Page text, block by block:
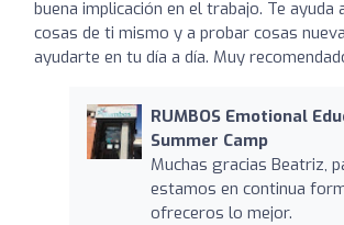
buena implicación en el trabajo. Te ayuda
cosas de ti mismo y a probar cosas
ayudarte en tu día a día. Muy
RUMBOS Emotional
Summer Camp
Muchas gracias Beatriz,
estamos en continua
ofreceros lo mejor.